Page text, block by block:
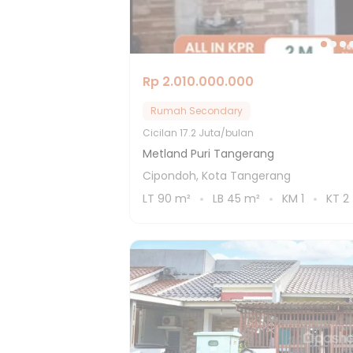
Rp 2.010.000.000
Rumah Secondary
Cicilan 17.2 Juta/bulan
Metland Puri Tangerang
Cipondoh, Kota Tangerang
LT 90 m² LB 45 m² KM 1 KT 2